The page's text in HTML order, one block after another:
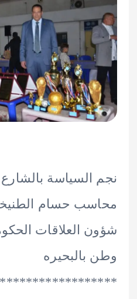
بالشارع
حسام الطنيخي امين
العلاقات الحكومية